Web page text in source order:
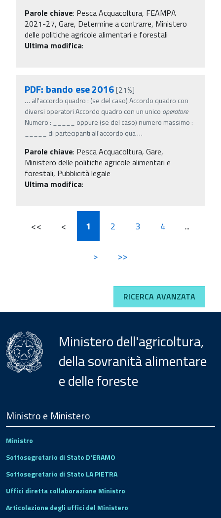
Parole chiave: Pesca Acquacoltura, FEAMPA
2021-27, Gare, Determine a contrarre, Ministero
delle politiche agricole alimentari e forestali
Ultima modifica:
PDF: bando ese 2016[21%]
… all'accordo quadro : (se del caso) Accordo quadro con
diversi operatori Accordo quadro con un unico operatore
Numero : _____ oppure (se del caso) numero massimo :
_____ di partecipanti all'accordo qua…
Parole chiave: Pesca Acquacoltura, Gare,
Ministero delle politiche agricole alimentari e
forestali, Pubblicità legale
Ultima modifica:
<< < 1 2 3 4 ...
> >>
RICERCA AVANZATA
Ministero dell'agricoltura,
della sovranità alimentare
e delle foreste
Footer
Ministro e Ministero
Ministro
Sottosegretario di Stato D'ERAMO
Sottosegretario di Stato LA PIETRA
Uffici diretta collaborazione Ministro
Articolazione degli uffici del Ministero